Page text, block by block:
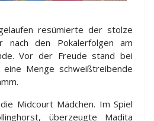
resümierte der stolze
nach den Pokalerfolgen am
Vor der Freude stand bei
Menge schweißtreibende
Midcourt Mädchen. Im Spiel
überzeugte Madita